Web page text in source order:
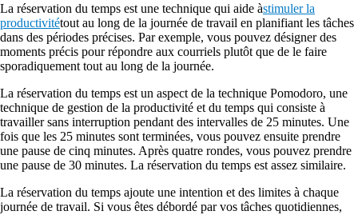
La réservation du temps est une technique qui aide àstimuler la
productivitétout au long de la journée de travail en planifiant les tâches
dans des périodes précises. Par exemple, vous pouvez désigner des
moments précis pour répondre aux courriels plutôt que de le faire
sporadiquement tout au long de la journée.
La réservation du temps est un aspect de la technique Pomodoro, une
technique de gestion de la productivité et du temps qui consiste à
travailler sans interruption pendant des intervalles de 25 minutes. Une
fois que les 25 minutes sont terminées, vous pouvez ensuite prendre
une pause de cinq minutes. Après quatre rondes, vous pouvez prendre
une pause de 30 minutes. La réservation du temps est assez similaire.
La réservation du temps ajoute une intention et des limites à chaque
journée de travail. Si vous êtes débordé par vos tâches quotidiennes,